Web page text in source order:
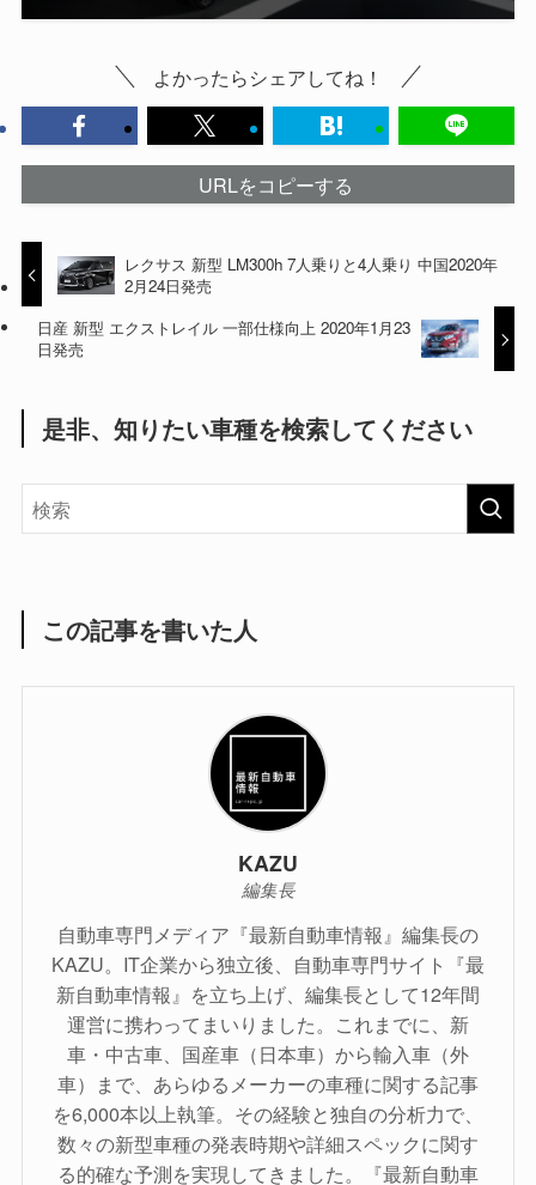
よかったらシェアしてね！
URLをコピーする
レクサス 新型 LM300h 7人乗りと4人乗り 中国2020年
2月24日発売
日産 新型 エクストレイル 一部仕様向上 2020年1月23
日発売
是非、知りたい車種を検索してください
この記事を書いた人
KAZU
編集長
自動車専門メディア『最新自動車情報』編集長の
KAZU。IT企業から独立後、自動車専門サイト『最
新自動車情報』を立ち上げ、編集長として12年間
運営に携わってまいりました。これまでに、新
車・中古車、国産車（日本車）から輸入車（外
車）まで、あらゆるメーカーの車種に関する記事
を6,000本以上執筆。その経験と独自の分析力で、
数々の新型車種の発表時期や詳細スペックに関す
る的確な予測を実現してきました。『最新自動車